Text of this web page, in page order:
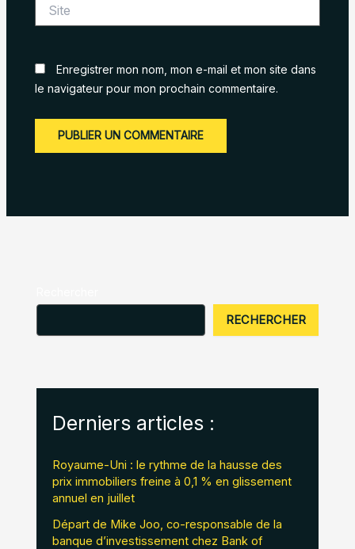
Enregistrer mon nom, mon e-mail et mon site dans
le navigateur pour mon prochain commentaire.
RECHERCHER
Derniers articles :
Royaume-Uni : le rythme de la hausse des
prix immobiliers freine à 0,1 % en glissement
annuel en juillet
Départ de Mike Joo, co-responsable de la
banque d’investissement chez Bank of